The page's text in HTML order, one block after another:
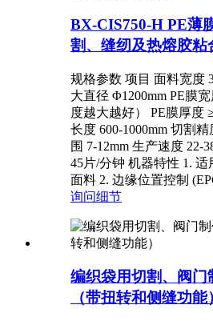
BX-CIS750-H PE薄
割、缝纫及热熔胶粘
规格参数 项目 面料宽度
大直径 Φ1200mm PE膜
度越大越好） PE膜厚度
长度 600-1000mm 切割
围 7-12mm 生产速度 22-
45片/分钟 机器特性 1.
面料 2. 边缘位置控制
询问细节
编织袋用切割、阀门
（带扭转和侧缝功能